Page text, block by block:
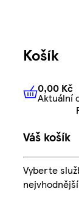
Košík
0,00 Kč
0,00 Kč
Aktuální
Váš košík
Vyberte
nejvhodnější